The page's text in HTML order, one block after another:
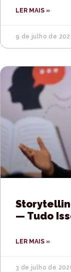
LER MAIS »
9 de julho de
— Tudo
LER MAIS »
3 de julho de